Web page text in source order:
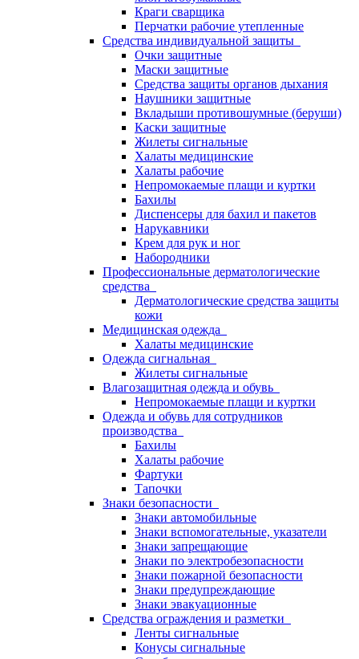
Краги сварщика
Перчатки рабочие утепленные
Средства индивидуальной защиты
Очки защитные
Маски защитные
Средства защиты органов дыхания
Наушники защитные
Вкладыши противошумные (беруши)
Каски защитные
Жилеты сигнальные
Халаты медицинские
Халаты рабочие
Непромокаемые плащи и куртки
Бахилы
Диспенсеры для бахил и пакетов
Нарукавники
Крем для рук и ног
Набородники
Профессиональные дерматологические
средства
Дерматологические средства защиты
кожи
Медицинская одежда
Халаты медицинские
Одежда сигнальная
Жилеты сигнальные
Влагозащитная одежда и обувь
Непромокаемые плащи и куртки
Одежда и обувь для сотрудников
производства
Бахилы
Халаты рабочие
Фартуки
Тапочки
Знаки безопасности
Знаки автомобильные
Знаки вспомогательные, указатели
Знаки запрещающие
Знаки по электробезопасности
Знаки пожарной безопасности
Знаки предупреждающие
Знаки эвакуационные
Средства ограждения и разметки
Ленты сигнальные
Конусы сигнальные